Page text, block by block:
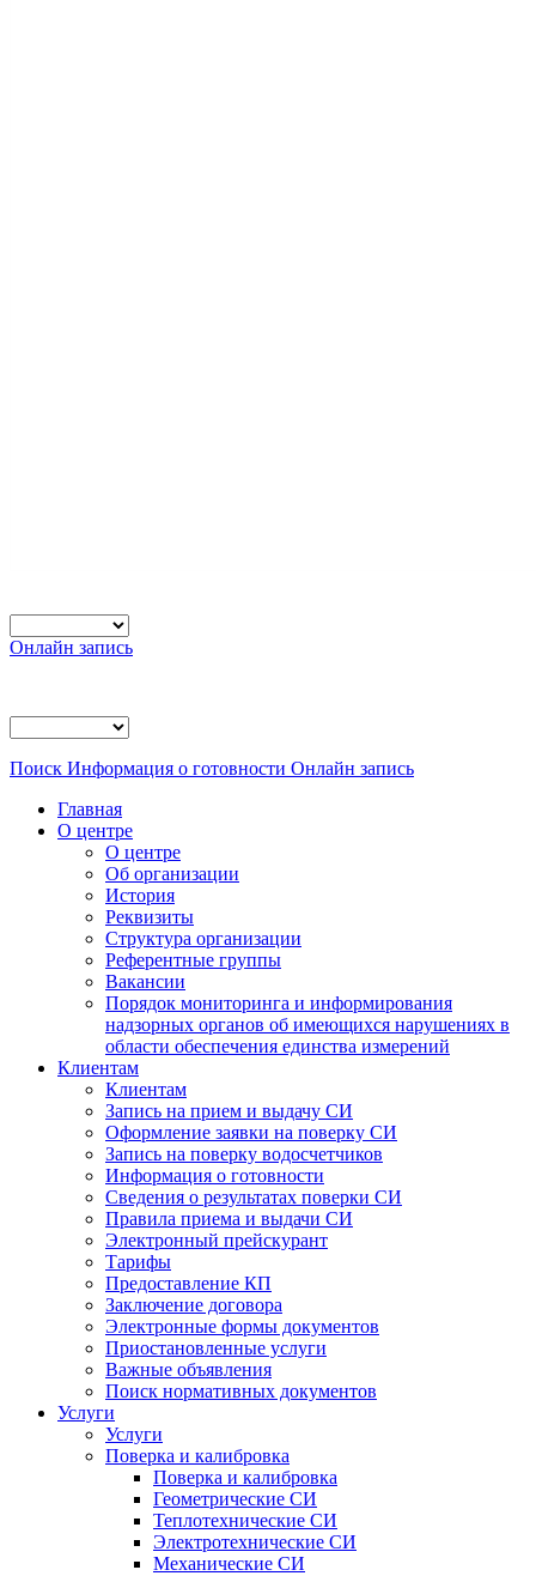
Онлайн запись
Поиск Информация о готовности Онлайн запись
Главная
О центре
О центре
Об организации
История
Реквизиты
Структура организации
Референтные группы
Вакансии
Порядок мониторинга и информирования
надзорных органов об имеющихся нарушениях в
области обеспечения единства измерений
Клиентам
Клиентам
Запись на прием и выдачу СИ
Оформление заявки на поверку СИ
Запись на поверку водосчетчиков
Информация о готовности
Сведения о результатах поверки СИ
Правила приема и выдачи СИ
Электронный прейскурант
Тарифы
Предоставление КП
Заключение договора
Электронные формы документов
Приостановленные услуги
Важные объявления
Поиск нормативных документов
Услуги
Услуги
Поверка и калибровка
Поверка и калибровка
Геометрические СИ
Теплотехнические СИ
Электротехнические СИ
Механические СИ